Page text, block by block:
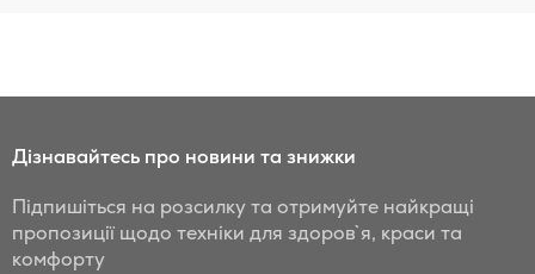
Дізнавайтесь про новини та знижки
Підпишіться на розсилку та отримуйте найкращі
пропозиції щодо техніки для здоров`я, краси та
комфорту